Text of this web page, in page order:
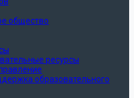
общество
ресурсы
образовательного